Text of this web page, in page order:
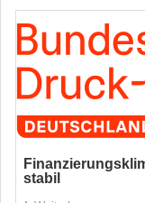
stabil